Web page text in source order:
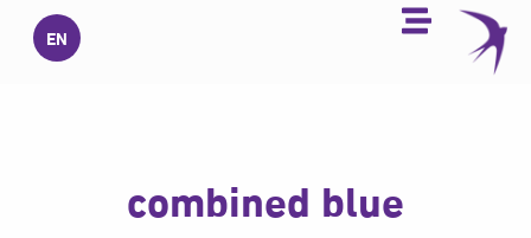
تخطي
المحتوى
EN
combined blue